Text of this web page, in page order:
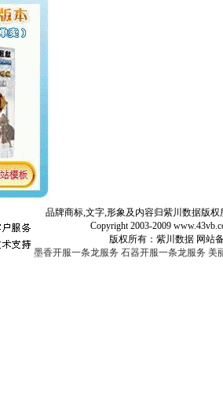
品牌商标,文字,形象及内容归紫川数据版权
Copyright 2003-2009 www.43vb.com
版权所有：紫川数据 网站备案登
墨香开服一条龙服务 石器开服一条龙服务 美